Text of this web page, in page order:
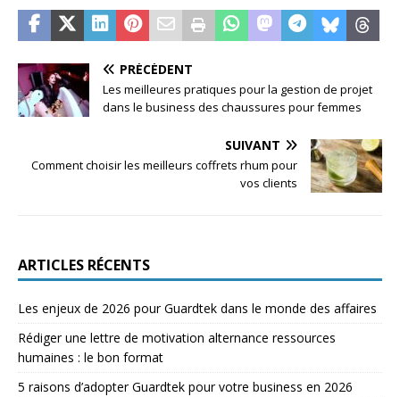
PRÉCÉDENT
Les meilleures pratiques pour la gestion de projet
dans le business des chaussures pour femmes
SUIVANT
Comment choisir les meilleurs coffrets rhum pour
vos clients
ARTICLES RÉCENTS
Les enjeux de 2026 pour Guardtek dans le monde des affaires
Rédiger une lettre de motivation alternance ressources
humaines : le bon format
5 raisons d’adopter Guardtek pour votre business en 2026